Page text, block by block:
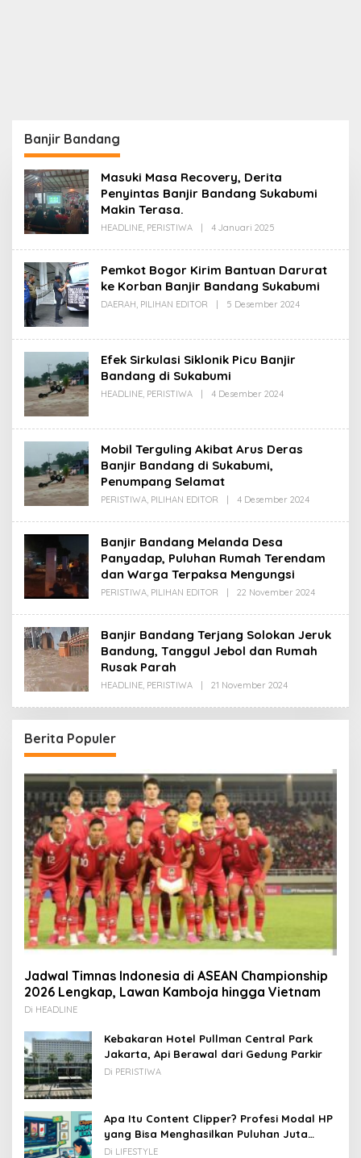
Banjir Bandang
Masuki Masa Recovery, Derita
Penyintas Banjir Bandang Sukabumi
Makin Terasa.
HEADLINE, PERISTIWA 4 Januari 2025
Pemkot Bogor Kirim Bantuan Darurat
ke Korban Banjir Bandang Sukabumi
DAERAH, PILIHAN EDITOR 5 Desember 2024Oleh
Efek Sirkulasi Siklonik Picu Banjir
Bandang di Sukabumi
HEADLINE, PERISTIWA 4 Desember 2024Oleh
Mobil Terguling Akibat Arus Deras
Banjir Bandang di Sukabumi,
Penumpang Selamat
PERISTIWA, PILIHAN EDITOR 4 Desember 2024Oleh
Banjir Bandang Melanda Desa
Panyadap, Puluhan Rumah Terendam
dan Warga Terpaksa Mengungsi
PERISTIWA, PILIHAN EDITOR 22 November 2024Oleh
Banjir Bandang Terjang Solokan Jeruk
Bandung, Tanggul Jebol dan Rumah
Rusak Parah
HEADLINE, PERISTIWA 21 November 2024Oleh
Berita Populer
Jadwal Timnas Indonesia di ASEAN Championship
2026 Lengkap, Lawan Kamboja hingga Vietnam
Di HEADLINE
Kebakaran Hotel Pullman Central Park
Jakarta, Api Berawal dari Gedung Parkir
Di PERISTIWA
Apa Itu Content Clipper? Profesi Modal HP
yang Bisa Menghasilkan Puluhan Juta
Rupiah
Di LIFESTYLE